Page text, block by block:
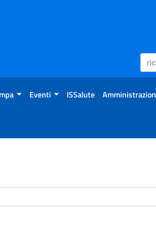
Eventi ISSalute